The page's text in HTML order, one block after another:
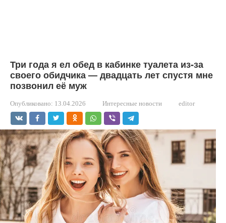
Три года я ел обед в кабинке туалета из-за
своего обидчика — двадцать лет спустя мне
позвонил её муж
Опубликовано: 13.04.2026 Интересные новости editor